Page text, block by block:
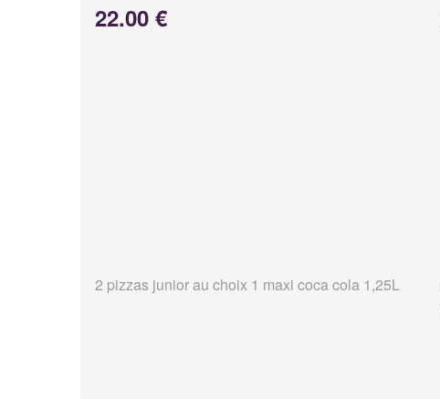
22.00 €
2 pizzas junior au choix 1 maxi coca cola 1,25L